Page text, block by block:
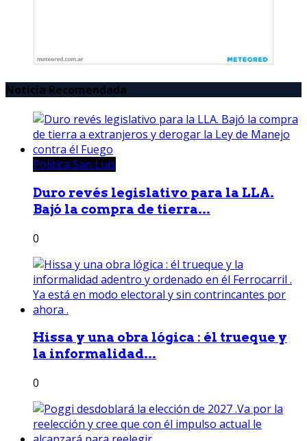
Noticia Recomendada
Política San Luis
Duro revés legislativo para la LLA.
Bajó la compra de tierra...
0
Hissa y una obra lógica : él trueque y
la informalidad...
0